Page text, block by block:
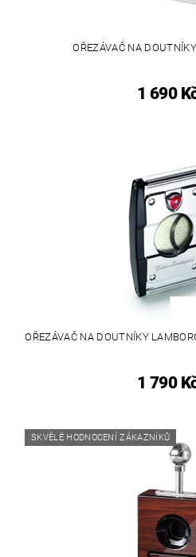
OŘEZÁVAČ NA
1 690
OŘEZÁVAČ NA DOUTNÍKY
1 790
SKVĚLÉ HODNOCENÍ ZÁKAZNÍKŮ